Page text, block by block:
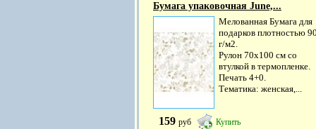
Бумага упаковочная June,...
Мелованная Бумага для
подарков плотностью
г/м2.
Рулон 70х100 см со
втулкой в термопленке.
Печать 4+0.
Тематика: женская,...
159 руб Купить